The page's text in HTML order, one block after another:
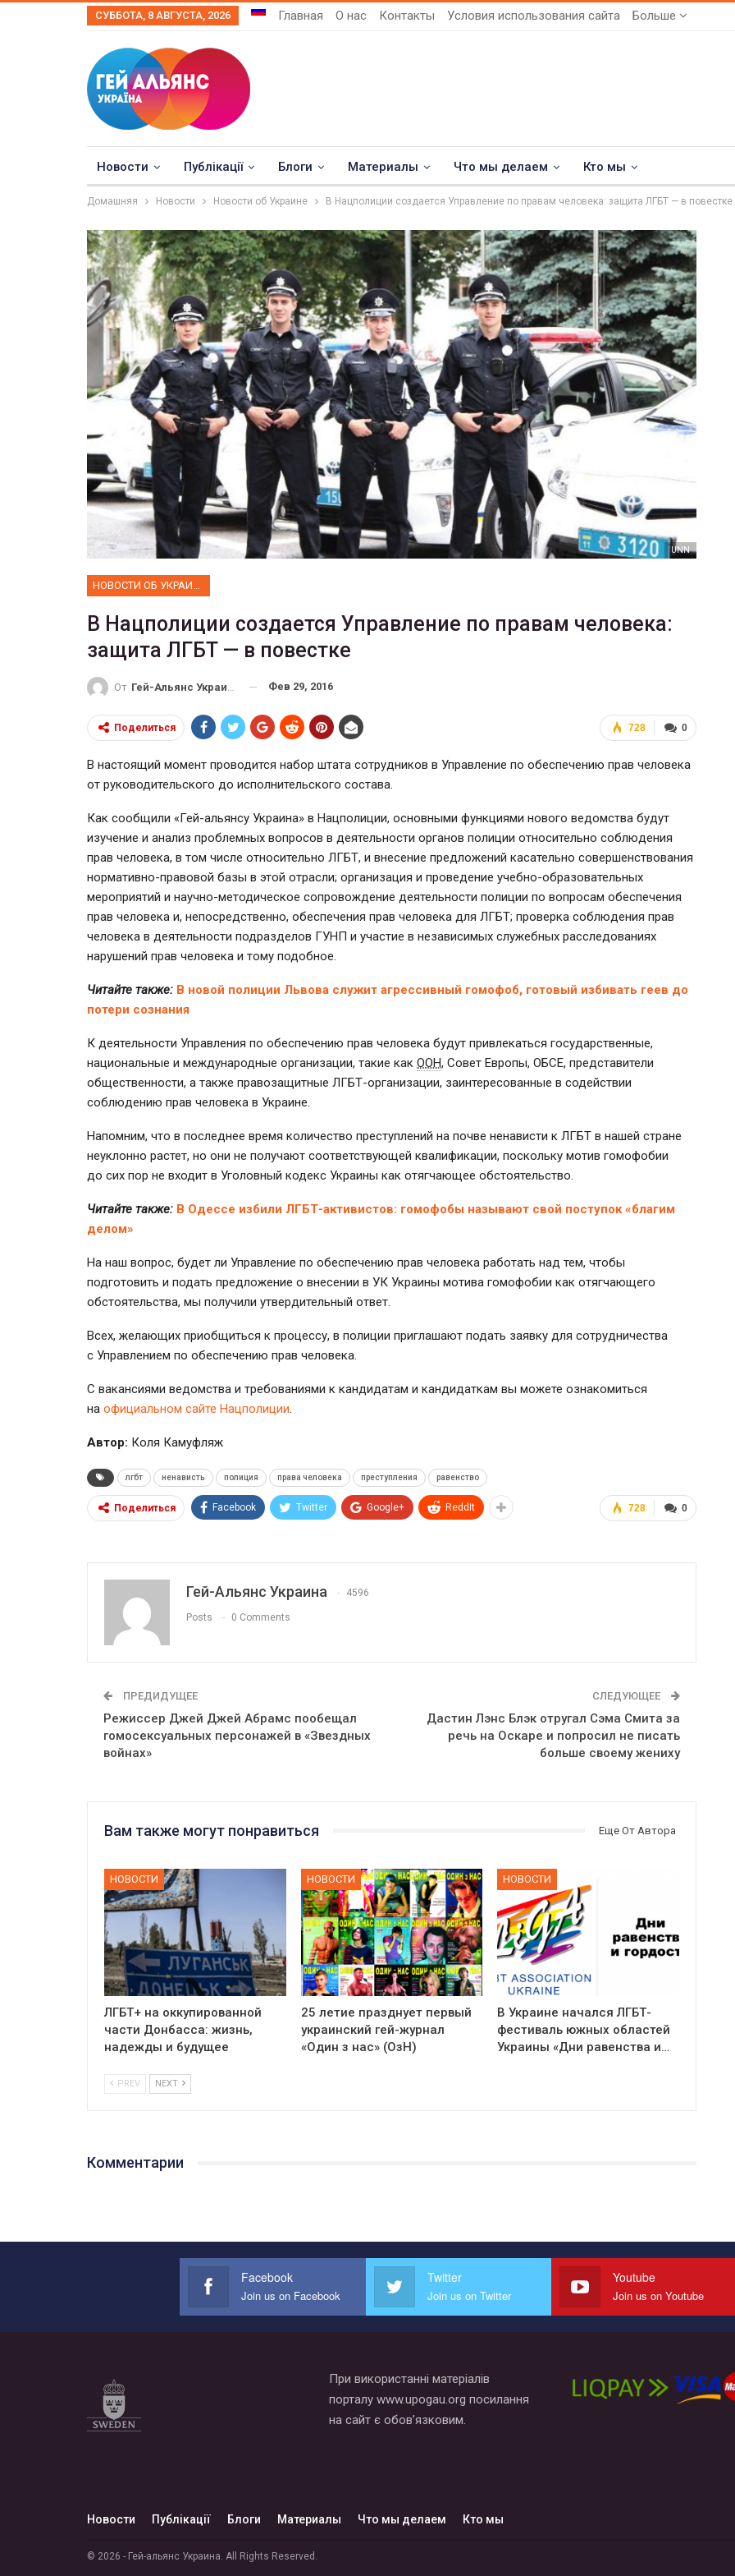
СУББОТА, 8 АВГУСТА, 2026 Главная О нас Контакты Условия использования сайта Больше
Новости Публікації Блоги Материалы Что мы делаем Кто мы
Домашняя Новости Новости об Украине В Нацполиции создается Управление по правам человека: защита ЛГБТ — в повестке
UNN
НОВОСТИ ОБ УКРАИНЕ
В Нацполиции создается Управление по правам человека:
защита ЛГБТ — в повестке
От Гей-Альянс Украина Фев 29, 2016
0
728
Поделиться
В настоящий момент проводится набор штата сотрудников в Управление по обеспечению прав человека
от руководительского до исполнительского состава.
Как сообщили «Гей-альянсу Украина» в Нацполиции, основными функциями нового ведомства будут
изучение и анализ проблемных вопросов в деятельности органов полиции относительно соблюдения
прав человека, в том числе относительно ЛГБТ, и внесение предложений касательно совершенствования
нормативно-правовой базы в этой отрасли; организация и проведение учебно-образовательных
мероприятий и научно-методическое сопровождение деятельности полиции по вопросам обеспечения
прав человека и, непосредственно, обеспечения прав человека для ЛГБТ; проверка соблюдения прав
человека в деятельности подразделов ГУНП и участие в независимых служебных расследованиях
нарушений прав человека и тому подобное.
Читайте также: В новой полиции Львова служит агрессивный гомофоб, готовый избивать геев до
потери сознания
К деятельности Управления по обеспечению прав человека будут привлекаться государственные,
национальные и международные организации, такие как ООН, Совет Европы, ОБСЕ, представители
общественности, а также правозащитные ЛГБТ-организации, заинтересованные в содействии
соблюдению прав человека в Украине.
Напомним, что в последнее время количество преступлений на почве ненависти к ЛГБТ в нашей стране
неуклонно растет, но они не получают соответствующей квалификации, поскольку мотив гомофобии
до сих пор не входит в Уголовный кодекс Украины как отягчающее обстоятельство.
Читайте также: В Одессе избили ЛГБТ-активистов: гомофобы называют свой поступок «благим
делом»
На наш вопрос, будет ли Управление по обеспечению прав человека работать над тем, чтобы
подготовить и подать предложение о внесении в УК Украины мотива гомофобии как отягчающего
обстоятельства, мы получили утвердительный ответ.
Всех, желающих приобщиться к процессу, в полиции приглашают подать заявку для сотрудничества
с Управлением по обеспечению прав человека.
С вакансиями ведомства и требованиями к кандидатам и кандидаткам вы можете ознакомиться
на официальном сайте Нацполиции
Автор: Коля Камуфляж
лгбт ненависть полиция права человека преступления равенство
0
728
Поделиться Facebook Twitter Google+ ReddIt
Гей-Альянс Украина 4596
Posts 0 Comments
ПРЕДИДУЩЕЕ
Режиссер Джей Джей Абрамс пообещал
гомосексуальных персонажей в «Звездных
войнах»
СЛЕДУЮЩЕЕ
Дастин Лэнс Блэк отругал Сэма Смита за
речь на Оскаре и попросил не писать
больше своему жениху
Вам также могут понравиться Еще От Автора
НОВОСТИ
ЛГБТ+ на оккупированной
части Донбасса: жизнь,
надежды и будущее
НОВОСТИ
25 летие празднует первый
украинский гей-журнал
«Один з нас» (ОзН)
НОВОСТИ
В Украине начался ЛГБТ-
фестиваль южных областей
Украины «Дни равенства и…
PREV NEXT
Комментарии
Военнослужащие-трансгендеры
Июл 27, 2017 0
ФОТО
В Берлине отпраздновали
легализацию гей-браков
Июл 2, 2017
Facebook
Join us on Facebook
Twitter
Join us on Twitter
Youtube
Join us on Youtube
При використанні матеріалів
порталу www.upogau.org посилання
на сайт є обов’язковим.
Новости Публікації Блоги Материалы Что мы делаем Кто мы
© 2026 - Гей-альянс Украина. All Rights Reserved.